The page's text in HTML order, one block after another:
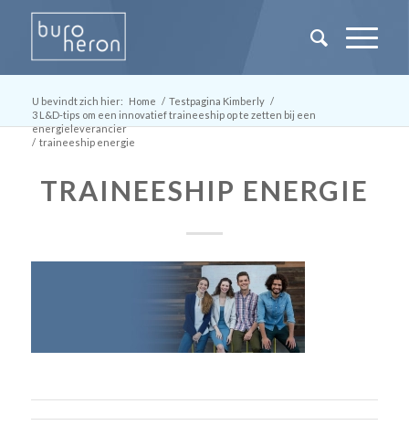
U bevindt zich hier: Home / Testpagina Kimberly /
3 L&D-tips om een innovatief traineeship op te zetten bij een
energieleverancier
/ traineeship energie
TRAINEESHIP ENERGIE